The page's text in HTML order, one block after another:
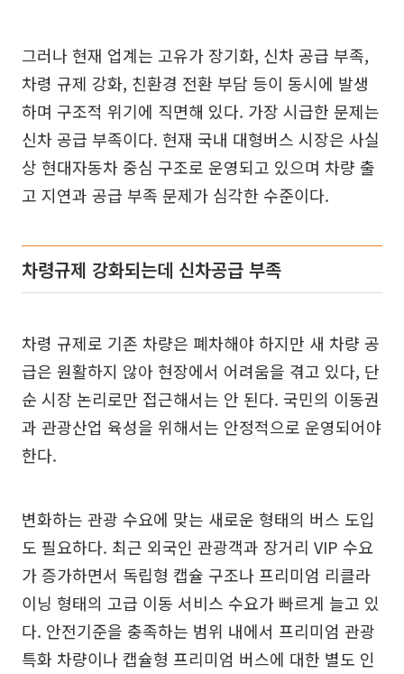
그러나 현재 업계는 고유가 장기화, 신차 공급 부족,
차령 규제 강화, 친환경 전환 부담 등이 동시에 발생
하며 구조적 위기에 직면해 있다. 가장 시급한 문제는
신차 공급 부족이다. 현재 국내 대형버스 시장은 사실
상 현대자동차 중심 구조로 운영되고 있으며 차량 출
고 지연과 공급 부족 문제가 심각한 수준이다.
차령규제 강화되는데 신차공급 부족
차령 규제로 기존 차량은 폐차해야 하지만 새 차량 공
급은 원활하지 않아 현장에서 어려움을 겪고 있다, 단
순 시장 논리로만 접근해서는 안 된다. 국민의 이동권
과 관광산업 육성을 위해서는 안정적으로 운영되어야
한다.
변화하는 관광 수요에 맞는 새로운 형태의 버스 도입
도 필요하다. 최근 외국인 관광객과 장거리 VIP 수요
가 증가하면서 독립형 캡슐 구조나 프리미엄 리클라
이닝 형태의 고급 이동 서비스 수요가 빠르게 늘고 있
다. 안전기준을 충족하는 범위 내에서 프리미엄 관광
특화 차량이나 캡슐형 프리미엄 버스에 대한 별도 인